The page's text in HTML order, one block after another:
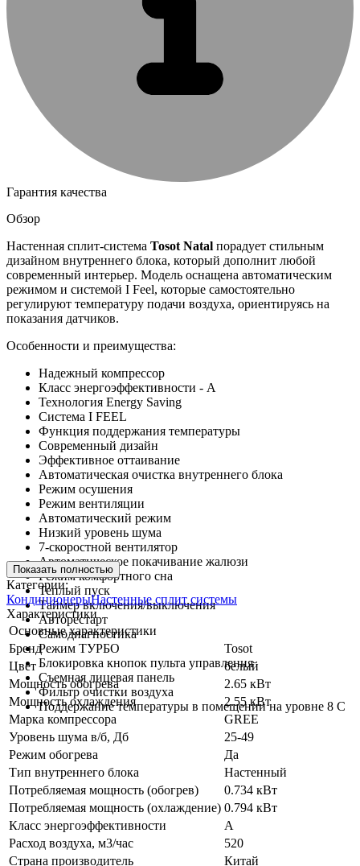
Гарантия качества
Обзор
Настенная сплит-система Tosot Natal порадует стильным
дизайном внутреннего блока, который дополнит любой
современный интерьер. Модель оснащена автоматическим
режимом и системой I Feel, которые самостоятельно
регулируют температуру подачи воздуха, ориентируясь на
показания датчиков.
Особенности и преимущества:
Надежный компрессор
Класс энергоэффективности - А
Технология Energy Saving
Система I FEEL
Функция поддержания температуры
Современный дизайн
Эффективное оттаивание
Автоматическая очистка внутреннего блока
Режим осушения
Режим вентиляции
Автоматический режим
Низкий уровень шума
7-скоростной вентилятор
Автоматическое покачивание жалюзи
Режим комфортного сна
Теплый пуск
Таймер включения/выключения
Авторестарт
Самодиагностика
Режим ТУРБО
Блокировка кнопок пульта управления
Съемная лицевая панель
Фильтр очистки воздуха
Поддержание температуры в помещении на уровне 8 С
Показать полностью
Категории:
КондиционерыНастенные сплит системы
Характеристики
Основные характеристики
Бренд
Tosot
Цвет
белый
Мощность обогрева
2.65 кВт
Мощность охлаждения
2.55 кВт
Марка компрессора
GREE
Уровень шума в/б, Дб
25-49
Режим обогрева
Да
Тип внутреннего блока
Настенный
Потребляемая мощность (обогрев)
0.734 кВт
Потребляемая мощность (охлаждение) 0.794 кВт
Класс энергоэффективности
A
Расход воздуха, м3/час
520
Страна производитель
Китай